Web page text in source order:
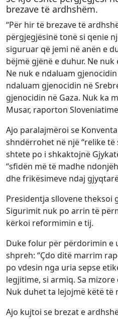
brezave të ardhshëm.
“Për hir të brezave të
përgjegjësinë tonë si qenie
siguruar që jemi në anën e
bëjmë gjënë e duhur. Ne
Ne nuk e ndaluam
ndaluam gjenocidin në
gjenocidin në Gaza. Nuk ka
Musar, raporton
Ajo paralajmëroi se
shndërrohet në një “relike të
shtete po i shkaktojnë
“sfidën më të madhe
dhe frikësimeve ndaj
Presidentja sllovene theksoi
Sigurimit nuk po arrin të
kërkoi reformimin e tij.
Duke folur për përdorimin e
shpreh: “Çdo ditë marrim
po vdesin nga uria sepse
legjitime, si armiq. Sa
Nuk duhet ta lejojmë këtë të
Ajo kujtoi se brezat e